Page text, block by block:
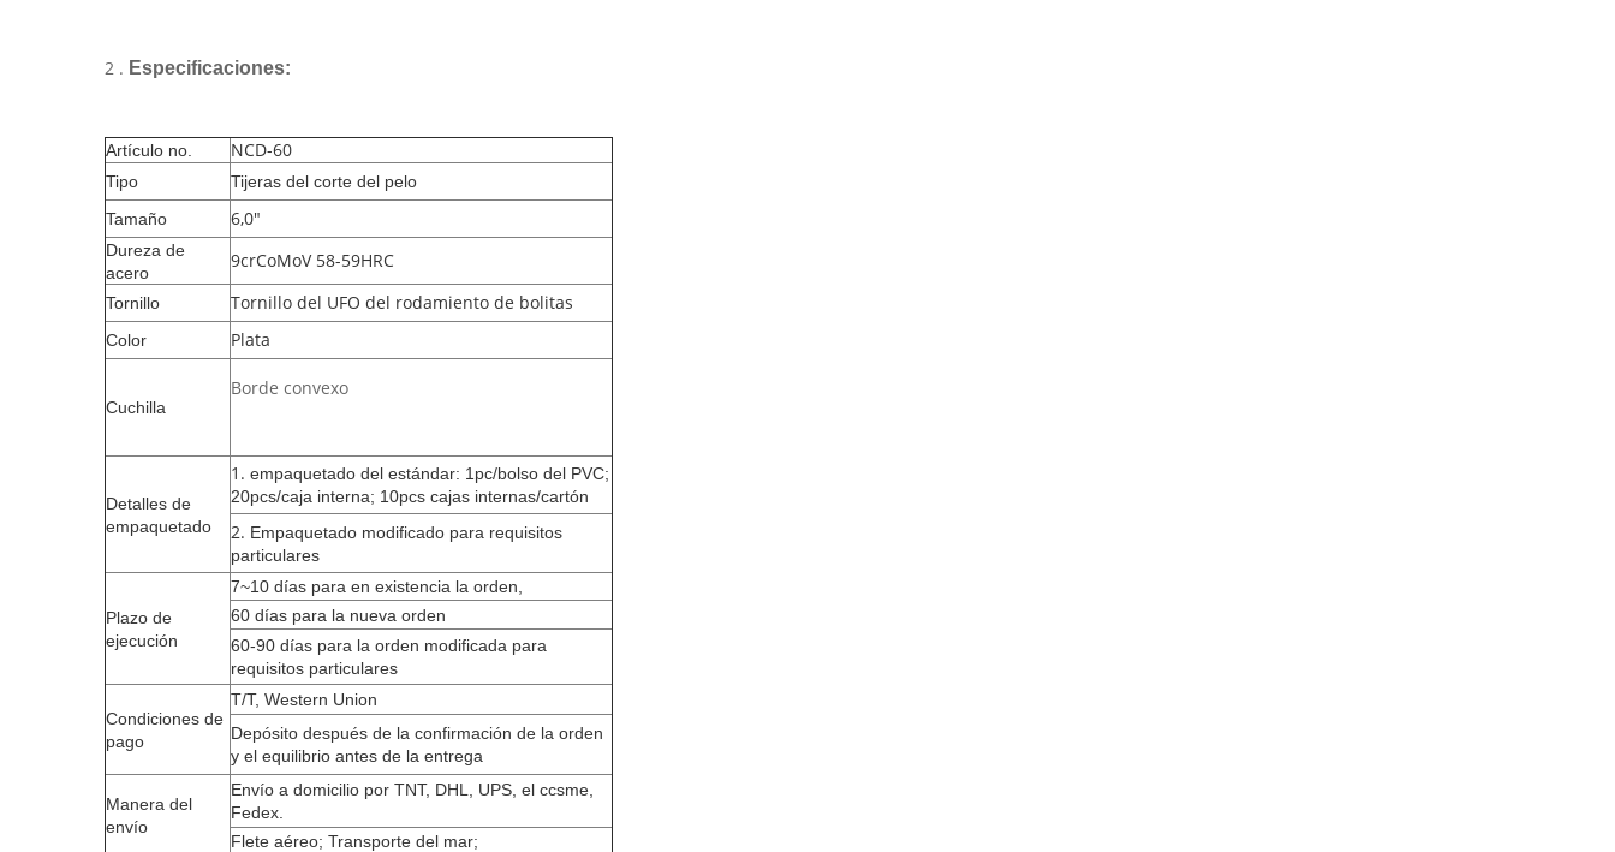
2 . Especificaciones:
Artículo no. NCD-60
Tipo
Tijeras del corte del pelo
Tamaño
6,0"
Dureza de
acero
9crCoMoV 58-59HRC
Tornillo Tornillo del UFO del rodamiento de bolitas
Color Plata
Cuchilla
Borde convexo
Detalles de
empaquetado
1. empaquetado del estándar: 1pc/bolso del PVC;
20pcs/caja interna; 10pcs cajas internas/cartón
2. Empaquetado modificado para requisitos
particulares
Plazo de
ejecución
7~10 días para en existencia la orden,
60 días para la nueva orden
60-90 días para la orden modificada para
requisitos particulares
Condiciones de
pago
T/T, Western Union
Depósito después de la confirmación de la orden
y el equilibrio antes de la entrega
Manera del
envío
Envío a domicilio por TNT, DHL, UPS, el ccsme,
Fedex.
Flete aéreo; Transporte del mar;